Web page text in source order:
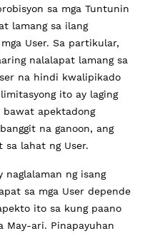
sa mga Tuntunin
lamang sa ilang
User. Sa partikular,
nalalapat lamang sa
na hindi kwalipikado
ito ay laging
apektadong
na ganoon, ang
sa lahat ng User.
naglalaman ng isang
sa mga User depende
ito sa kung paano
May-ari. Pinapayuhan